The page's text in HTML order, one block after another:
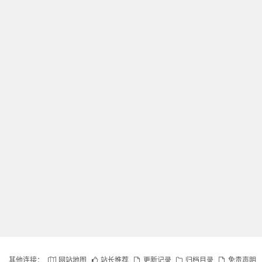
其他连接： 网站地图 站长推荐 更新记录 归档目录 免责声明